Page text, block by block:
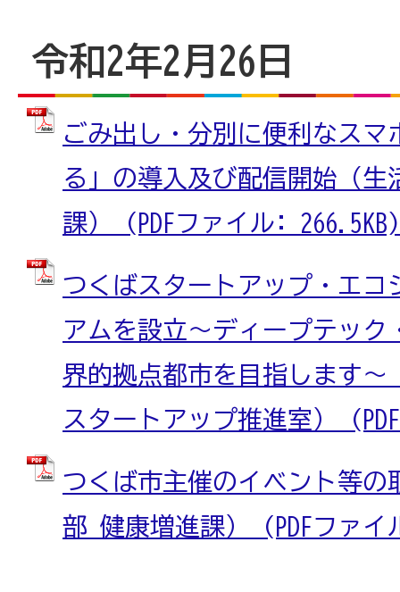
令和2年2月26日
ごみ出し・分別に便利なスマ
る」の導入及び配信開始（
課） (PDFファイル: 266.5KB)
つくばスタートアップ・エコ
アムを設立～ディープテック
界的拠点都市を目指します
スタートアップ推進室）
つくば市主催のイベント等の
部 健康増進課） (PDFファイ